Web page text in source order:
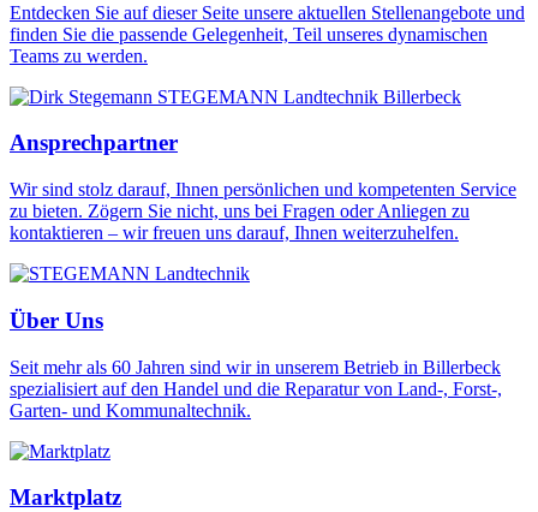
Entdecken Sie auf dieser Seite unsere aktuellen Stellenangebote und
finden Sie die passende Gelegenheit, Teil unseres dynamischen
Teams zu werden.
Ansprechpartner
Wir sind stolz darauf, Ihnen persönlichen und kompetenten Service
zu bieten. Zögern Sie nicht, uns bei Fragen oder Anliegen zu
kontaktieren – wir freuen uns darauf, Ihnen weiterzuhelfen.
Über Uns
Seit mehr als 60 Jahren sind wir in unserem Betrieb in Billerbeck
spezialisiert auf den Handel und die Reparatur von Land-, Forst-,
Garten- und Kommunaltechnik.
Marktplatz